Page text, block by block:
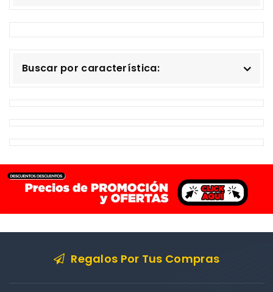
Buscar por característica:
Regalos Por Tus Compras